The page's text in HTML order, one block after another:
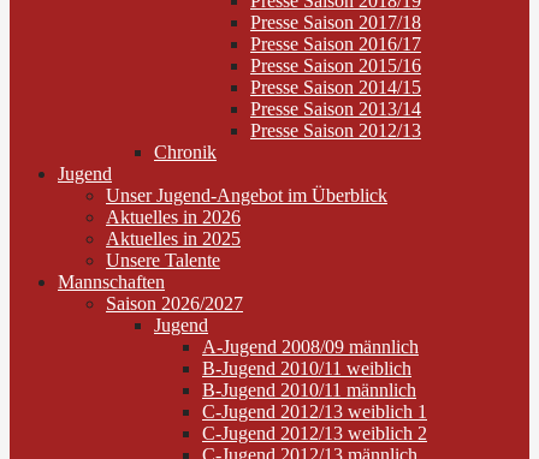
Presse Saison 2017/18
Presse Saison 2016/17
Presse Saison 2015/16
Presse Saison 2014/15
Presse Saison 2013/14
Presse Saison 2012/13
Chronik
Jugend
Unser Jugend-Angebot im Überblick
Aktuelles in 2026
Aktuelles in 2025
Unsere Talente
Mannschaften
Saison 2026/2027
Jugend
A-Jugend 2008/09 männlich
B-Jugend 2010/11 weiblich
B-Jugend 2010/11 männlich
C-Jugend 2012/13 weiblich 1
C-Jugend 2012/13 weiblich 2
C-Jugend 2012/13 männlich